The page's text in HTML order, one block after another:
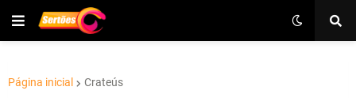
Página inicial Crateús